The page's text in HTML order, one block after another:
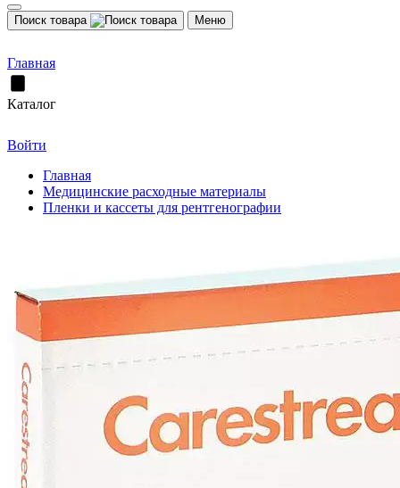
Поиск товара Меню
Главная
Каталог
Войти
Главная
Медицинские расходные материалы
Пленки и кассеты для рентгенографии